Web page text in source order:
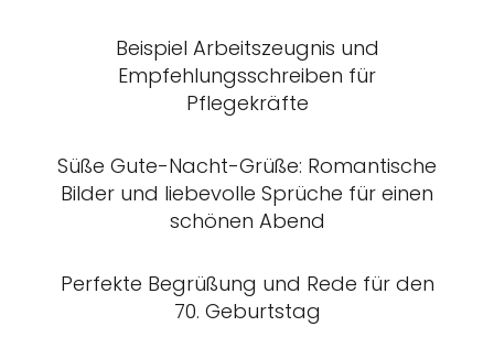
Beispiel Arbeitszeugnis und
Empfehlungsschreiben für
Pflegekräfte
Süße Gute-Nacht-Grüße: Romantische
Bilder und liebevolle Sprüche für einen
schönen Abend
Perfekte Begrüßung und Rede für den
70. Geburtstag